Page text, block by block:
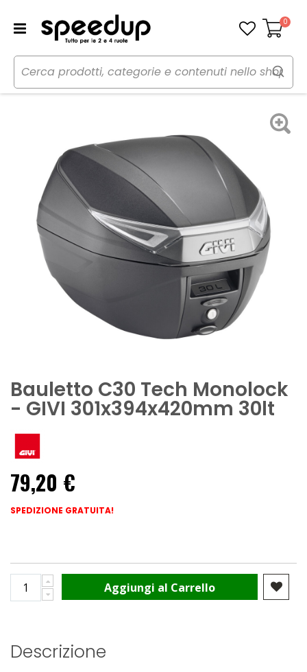
Carrello
0
Home Moto Accessori moto
Bauletto per moto
Bauletto C30 Tech Monolock - GIVI
Bauletto C30 Tech Monolock
- GIVI 301x394x420mm 30lt
79,20 €
SPEDIZIONE GRATUITA!
Aggiungi al Carrello
Descrizione